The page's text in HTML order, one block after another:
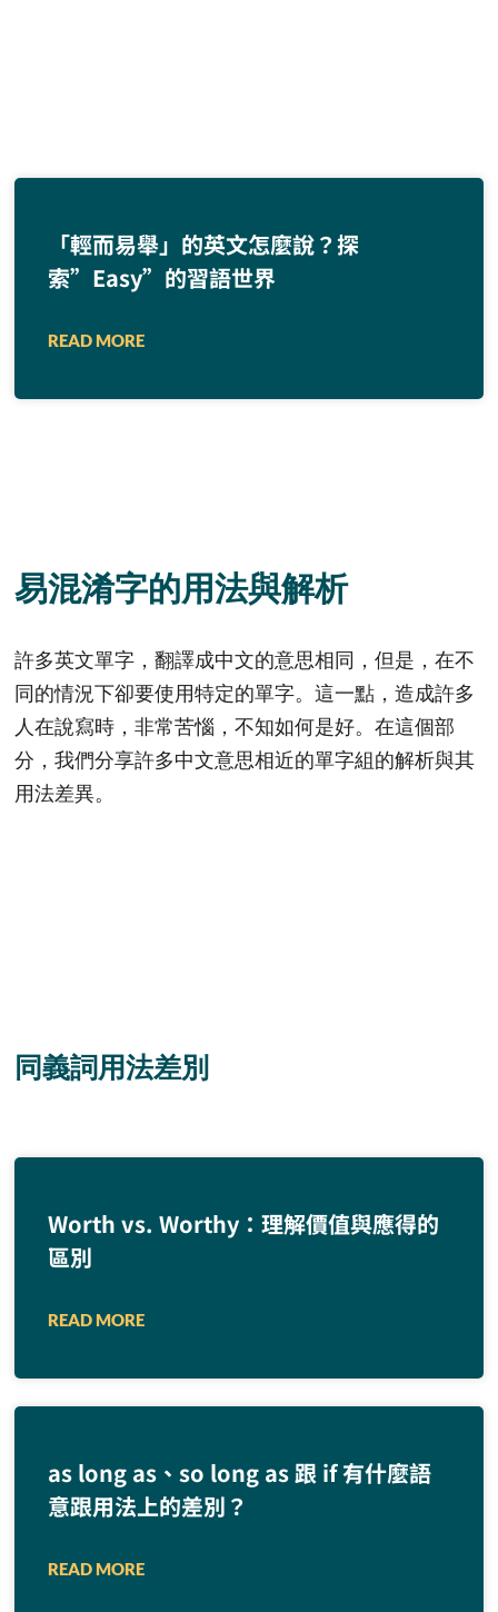
「輕而易舉」的英文怎麼說？探
索”Easy”的習語世界
READ MORE
易混淆字的用法與解析
許多英文單字，翻譯成中文的意思相同，但是，在不
同的情況下卻要使用特定的單字。這一點，造成許多
人在說寫時，非常苦惱，不知如何是好。在這個部
分，我們分享許多中文意思相近的單字組的解析與其
用法差異。
同義詞用法差別
Worth vs. Worthy：理解價值與應得的
區別
READ MORE
as long as、so long as 跟 if 有什麼語
意跟用法上的差別？
READ MORE